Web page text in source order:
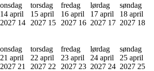
onsdag
14 april
2027 14
torsdag
15 april
2027 15
fredag
16 april
2027 16
lørdag
17 april
2027 17
søndag
18 april
2027 18
onsdag
21 april
2027 21
torsdag
22 april
2027 22
fredag
23 april
2027 23
lørdag
24 april
2027 24
søndag
25 april
2027 25